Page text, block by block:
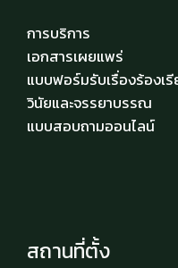
การบริการ
เอกสารเผยแพร่
แบบฟอร์มรับเรื่องร้องเ
วินัยและจรรยาบรรณ
แบบสอบถามออนไลน์
สถานที่ตั้ง